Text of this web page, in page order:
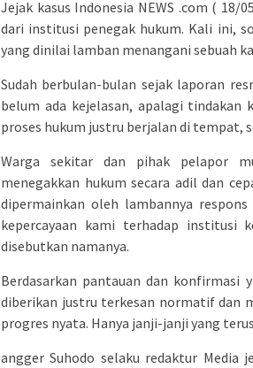
Jejak kasus Indonesia NEWS .com ( 18/
dari institusi penegak hukum. Kali ini,
yang dinilai lamban menangani sebuah
Sudah berbulan-bulan sejak laporan
belum ada kejelasan, apalagi
proses hukum justru berjalan di tempat,
Warga sekitar dan pihak pelapor
menegakkan hukum secara adil dan
dipermainkan oleh lambannya
kepercayaan kami terhadap institusi
disebutkan namanya.
Berdasarkan pantauan dan konfirmasi
diberikan justru terkesan normatif dan
progres nyata. Hanya janji-janji yang
angger Suhodo selaku redaktur Media